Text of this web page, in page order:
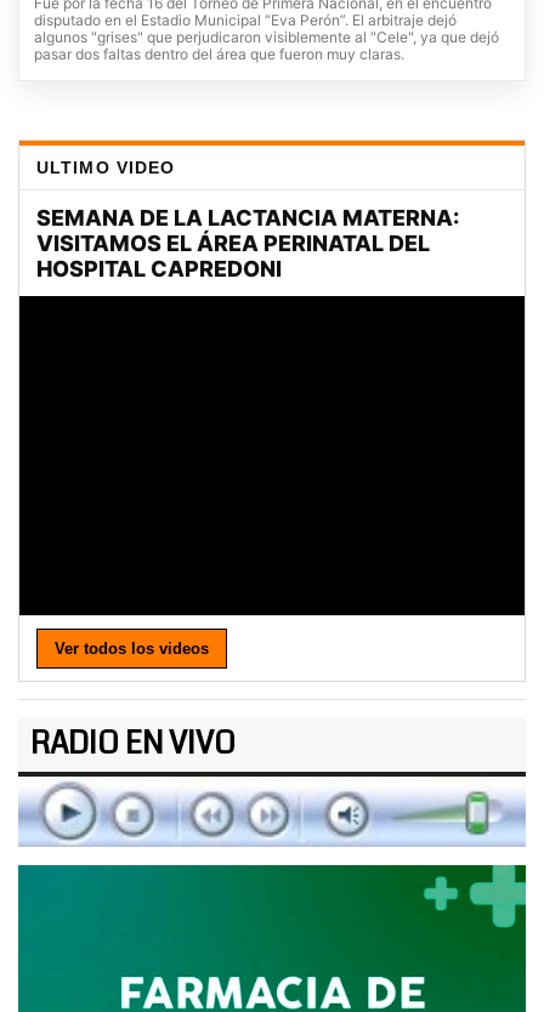
disputado en el Estadio Municipal “Eva Perón”. El arbitraje dejó
algunos "grises" que perjudicaron visiblemente al "Cele", ya que dejó
pasar dos faltas dentro del área que fueron muy claras.
ULTIMO VIDEO
Ver todos los videos
RADIO EN VIVO